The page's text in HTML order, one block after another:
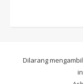
Dilarang